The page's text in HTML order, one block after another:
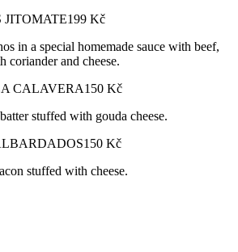
199 Kč
in a special homemade sauce with beef,
coriander and cheese.
CALAVERA150 Kč
stuffed with gouda cheese.
150 Kč
stuffed with cheese.